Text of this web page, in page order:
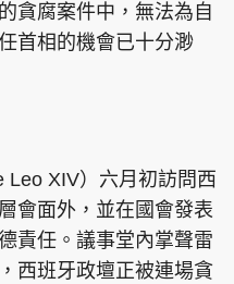
貪腐案件中，無法為自
首相的機會已十分渺
Leo XIV）六月初訪問西
會面外，並在國會發表
責任。議事堂內掌聲雷
西班牙政壇正被連場貪